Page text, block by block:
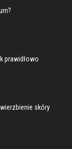
prawidłowo
skóry